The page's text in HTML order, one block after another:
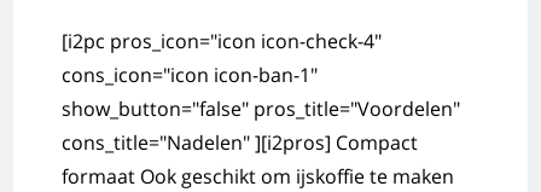
[i2pc pros_icon="icon icon-check-4"
cons_icon="icon icon-ban-1"
show_button="false" pros_title="Voordelen"
cons_title="Nadelen" ][i2pros] Compact
formaat Ook geschikt om ijskoffie te maken